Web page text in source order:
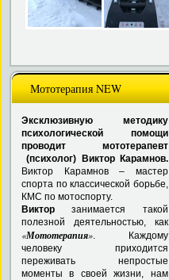
Мототерапия NEW
Эксклюзивную методику
психологической помощи
проводит мототерапевт
(психолог) Виктор Карамнов.
Виктор Карамнов – мастер
спорта по классической борьбе,
КМС по мотоспорту.
Виктор занимается такой
полезной деятельностью, как
«Мототерапия»
Каждому
человеку приходится
переживать непростые
моменты в своей жизни, нам